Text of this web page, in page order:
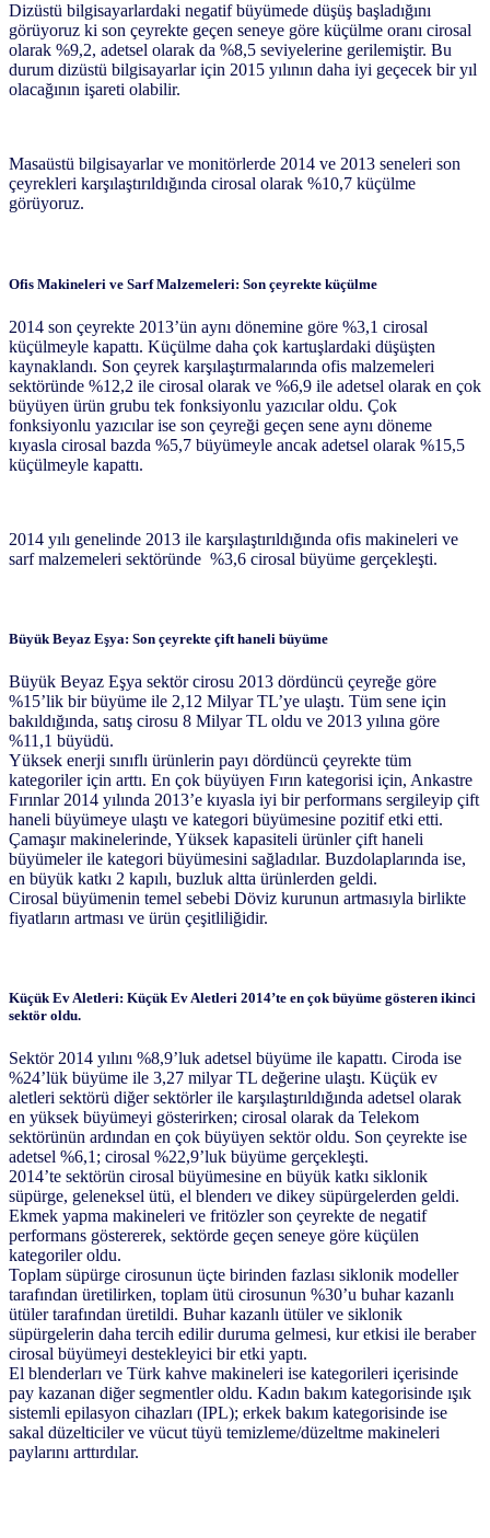
Dizüstü bilgisayarlardaki negatif büyümede düşüş başladığını
görüyoruz ki son çeyrekte geçen seneye göre küçülme oranı cirosal
olarak %9,2, adetsel olarak da %8,5 seviyelerine gerilemiştir. Bu
durum dizüstü bilgisayarlar için 2015 yılının daha iyi geçecek bir yıl
olacağının işareti olabilir.
Masaüstü bilgisayarlar ve monitörlerde 2014 ve 2013 seneleri son
çeyrekleri karşılaştırıldığında cirosal olarak %10,7 küçülme
görüyoruz.
Ofis Makineleri ve Sarf Malzemeleri: Son çeyrekte küçülme
2014 son çeyrekte 2013’ün aynı dönemine göre %3,1 cirosal
küçülmeyle kapattı. Küçülme daha çok kartuşlardaki düşüşten
kaynaklandı. Son çeyrek karşılaştırmalarında ofis malzemeleri
sektöründe %12,2 ile cirosal olarak ve %6,9 ile adetsel olarak en çok
büyüyen ürün grubu tek fonksiyonlu yazıcılar oldu. Çok
fonksiyonlu yazıcılar ise son çeyreği geçen sene aynı döneme
kıyasla cirosal bazda %5,7 büyümeyle ancak adetsel olarak %15,5
küçülmeyle kapattı.
2014 yılı genelinde 2013 ile karşılaştırıldığında ofis makineleri ve
sarf malzemeleri sektöründe %3,6 cirosal büyüme gerçekleşti.
Büyük Beyaz Eşya: Son çeyrekte çift haneli büyüme
Büyük Beyaz Eşya sektör cirosu 2013 dördüncü çeyreğe göre
%15’lik bir büyüme ile 2,12 Milyar TL’ye ulaştı. Tüm sene için
bakıldığında, satış cirosu 8 Milyar TL oldu ve 2013 yılına göre
%11,1 büyüdü.
Yüksek enerji sınıflı ürünlerin payı dördüncü çeyrekte tüm
kategoriler için arttı. En çok büyüyen Fırın kategorisi için, Ankastre
Fırınlar 2014 yılında 2013’e kıyasla iyi bir performans sergileyip çift
haneli büyümeye ulaştı ve kategori büyümesine pozitif etki etti.
Çamaşır makinelerinde, Yüksek kapasiteli ürünler çift haneli
büyümeler ile kategori büyümesini sağladılar. Buzdolaplarında ise,
en büyük katkı 2 kapılı, buzluk altta ürünlerden geldi.
Cirosal büyümenin temel sebebi Döviz kurunun artmasıyla birlikte
fiyatların artması ve ürün çeşitliliğidir.
Küçük Ev Aletleri: Küçük Ev Aletleri 2014’te en çok büyüme gösteren ikinci
sektör oldu.
Sektör 2014 yılını %8,9’luk adetsel büyüme ile kapattı. Ciroda ise
%24’lük büyüme ile 3,27 milyar TL değerine ulaştı. Küçük ev
aletleri sektörü diğer sektörler ile karşılaştırıldığında adetsel olarak
en yüksek büyümeyi gösterirken; cirosal olarak da Telekom
sektörünün ardından en çok büyüyen sektör oldu. Son çeyrekte ise
adetsel %6,1; cirosal %22,9’luk büyüme gerçekleşti.
2014’te sektörün cirosal büyümesine en büyük katkı siklonik
süpürge, geleneksel ütü, el blenderı ve dikey süpürgelerden geldi.
Ekmek yapma makineleri ve fritözler son çeyrekte de negatif
performans göstererek, sektörde geçen seneye göre küçülen
kategoriler oldu.
Toplam süpürge cirosunun üçte birinden fazlası siklonik modeller
tarafından üretilirken, toplam ütü cirosunun %30’u buhar kazanlı
ütüler tarafından üretildi. Buhar kazanlı ütüler ve siklonik
süpürgelerin daha tercih edilir duruma gelmesi, kur etkisi ile beraber
cirosal büyümeyi destekleyici bir etki yaptı.
El blenderları ve Türk kahve makineleri ise kategorileri içerisinde
pay kazanan diğer segmentler oldu. Kadın bakım kategorisinde ışık
sistemli epilasyon cihazları (IPL); erkek bakım kategorisinde ise
sakal düzelticiler ve vücut tüyü temizleme/düzeltme makineleri
paylarını arttırdılar.